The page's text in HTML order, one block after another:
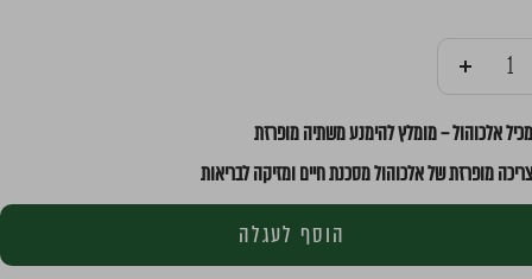
אלכוהול – מומלץ להימנע משתיה מופרזת
מופרזת של אלכוהול מסכנת חיים ומזיקה לבריאות
הוסף לעגלה